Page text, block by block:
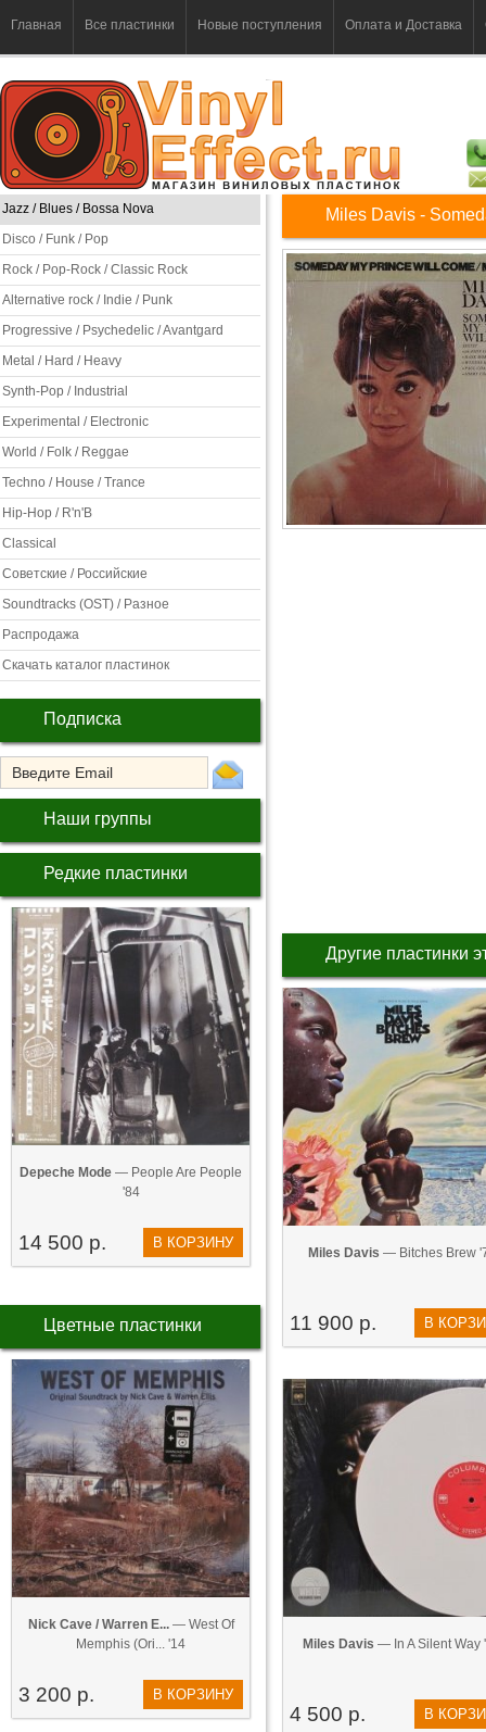
Главная Все пластинки Новые поступления Оплата и Доставка
Jazz / Blues / Bossa Nova
Disco / Funk / Pop
Rock / Pop-Rock / Classic Rock
Alternative rock / Indie / Punk
Progressive / Psychedelic / Avantgard
Metal / Hard / Heavy
Synth-Pop / Industrial
Experimental / Electronic
World / Folk / Reggae
Techno / House / Trance
Hip-Hop / R'n'B
Classical
Советские / Российские
Soundtracks (OST) / Разное
Распродажа
Скачать каталог пластинок
Подписка
Наши группы
Редкие пластинки
Depeche Mode — People Are People
'84
14 500 р. В КОРЗИНУ
Цветные пластинки
Nick Cave / Warren E...— West Of
Memphis (Ori... '14
3 200 р. В КОРЗИНУ
Miles Davis -
Другие пластинки
Miles Davis — Bitches Brew
11 900 р. В
Miles Davis — In A Silent Way
4 500 р. В